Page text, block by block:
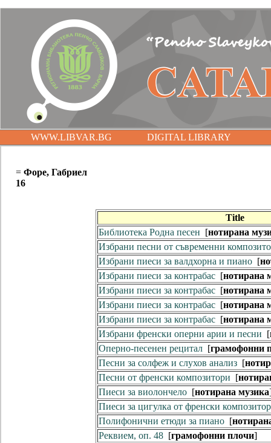
WWW.LIBVAR.BG DIGITAL LIBRARY
= Форе, Габриел
16
Title
Библиотека Родна песен [нотирана
Избрани песни от съвременни
Избрани пиеси за валдхорна и пиано[
Избрани пиеси за контрабас[нотирана
Избрани пиеси за контрабас[нотирана
Избрани пиеси за контрабас[нотирана
Избрани пиеси за контрабас[нотирана
Избрани френски оперни арии и песни [
Оперно-песенен рецитал[грамофонни
Песни за солфеж и слухов анализ[
Песни от френски композитори [
Пиеси за виолончело[нотирана музика
Пиеси за цигулка от френски
Полифонични етюди за пиано[
Реквием, оп. 48[грамофонни плочи]